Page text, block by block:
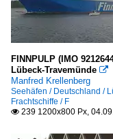
FINNPULP (IMO
Lübeck-Travemünde 
Manfred Krellenberg
Seehäfen / Deutschland /
Frachtschiffe / F
 239 1200x800 Px,